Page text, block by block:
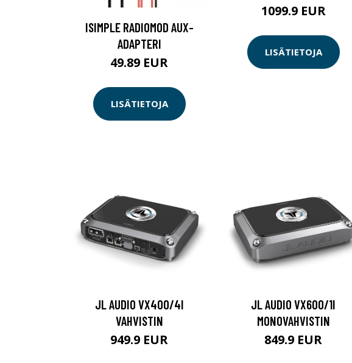
ISIMPLE RADIOMOD AUX-
ADAPTERI
49.89 EUR
LISÄTIETOJA
1099.9 EUR
LISÄTIETOJA
JL AUDIO VX400/4I
VAHVISTIN
949.9 EUR
JL AUDIO VX600/1I
MONOVAHVISTIN
849.9 EUR